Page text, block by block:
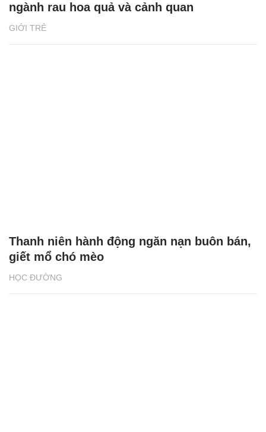
GIỚI TRẺ
ngành rau hoa quả và cảnh quan
HỌC ĐƯỜNG
Thanh niên hành động ngăn nạn buôn bán,
giết mổ chó mèo